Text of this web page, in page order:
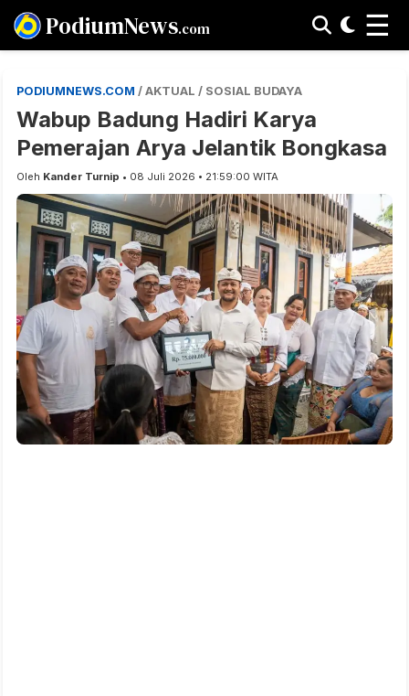
PodiumNews.com ☰
PODIUMNEWS.COM / AKTUAL / SOSIAL BUDAYA
Wabup Badung Hadiri Karya
Pemerajan Arya Jelantik Bongkasa
Oleh Kander Turnip • 08 Juli 2026 • 21:59:00 WITA